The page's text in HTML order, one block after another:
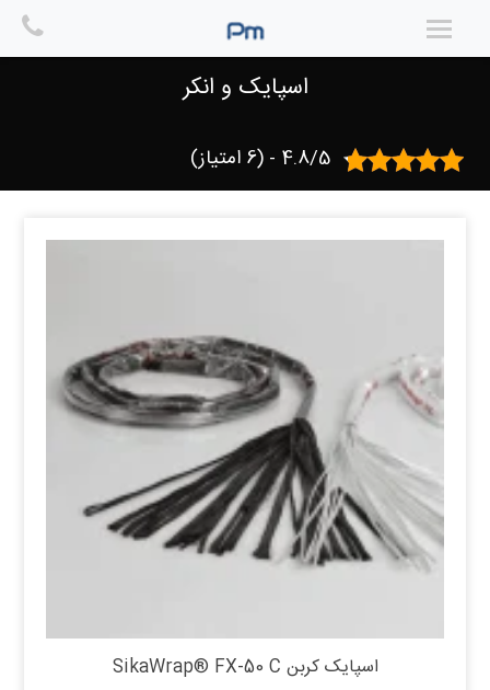
content
خانه /الیاف FRP
اسپایک و انکر
4.8/5 - (6 امتیاز)
اسپایک کربن SikaWrap® FX-50 C